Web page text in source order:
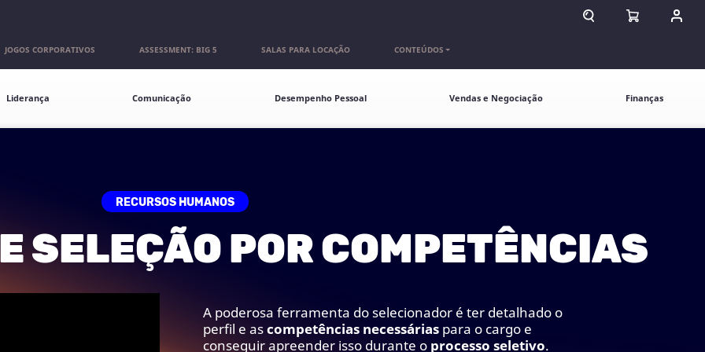
ABRIR CAMPO DE
ABRIR
JOGOS CORPORATIVOS ASSESSMENT: BIG 5 SALAS PARA LOCAÇÃO CONTEÚDOS
Liderança Comunicação Desempenho Pessoal Vendas e Negociação Finanças
RECURSOS HUMANOS
SELEÇÃO POR COMPETÊNCIAS
A poderosa ferramenta do selecionador é ter detalhado o
perfil e ascompetências necessárias para o cargo e
conseguir apreender isso durante o processo seletivo.